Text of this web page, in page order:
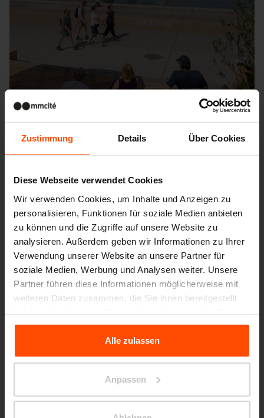
Zustimmung Details Über Cookies
Diese Webseite verwendet Cookies
Wir verwenden Cookies, um Inhalte und Anzeigen zu
personalisieren, Funktionen für soziale Medien anbieten
zu können und die Zugriffe auf unsere Website zu
analysieren. Außerdem geben wir Informationen zu Ihrer
Verwendung unserer Website an unsere Partner für
soziale Medien, Werbung und Analysen weiter. Unsere
Partner führen diese Informationen möglicherweise mit
weiteren Daten zusammen, die Sie ihnen bereitgestellt
gesammelt haben.
Für weitere Informationen besuchen Sie bitte Principles
Alle zulassen
Anpassen
Seattle – Popup park